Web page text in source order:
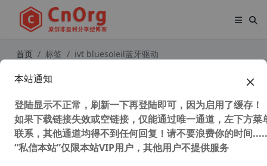
首页 标签 ivt bluesoleil蓝牙驱动
蓝牙设备管理程序 IVT BlueSoleil (千
38,766 次浏览 系统相关
本站通知
登陆显示不正常，刷新一下再登陆即可，因为启用了缓存！
如果下载链接失效或空链接，仅能通过唯一通道，左下方菜
联系，其他通道均得不到任何回复！请不要浪费你的时间
“私信本站”仅限本站VIP用户，其他用户不提供服务